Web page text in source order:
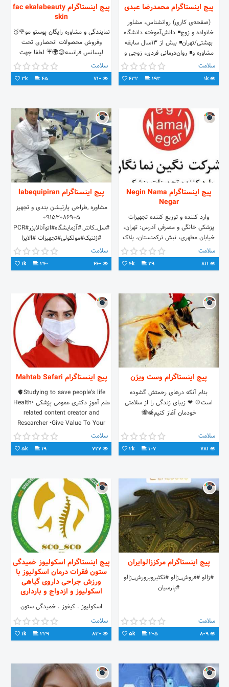
پیج اینستاگرام محمدرضا عبدی
(صفحه‌ی کاری) روانشناس، مشاور
خانواده و زوج◾ دانش‌آموخته دانشگاه
بهشتی/تهران◾ بیش از ۱۳سال سابقه
مشاوره و◾ روان‌درمانی فردی، زوجی و
گروهی
سلامت
1k
193
632
پیج اینستاگرام fac ekalabeauty
skin
نمایندگی و مشاوره رایگان پوستو مو🌹🥇
وفروش محصولات انحصاری تحت
لیسانس فرانسه😊🌍☔ لطفا جهت
مشاوره به دایرکت مراجعه فرمایید🌹🌸
سلامت
45
3k
پیج اینستاگرام Negin Nama
Negar
وارد کننده و توزیع کننده تجهیزات
پزشکی خانگی و مصرفی آدرس: تهران،
خیابان مطهری، نبش ترکمنستان، پلاک
14،واحد4 تلفن:88438979
موبایل:09102322267
سلامت
29
4k
پیج اینستاگرام labequipiran
مشاوره ,طراحی پارتیشن بندی و تجهیز
09153086905
#سل_کانتر.#آزمایشگاه#اتوآنالابزر#PCR
#ژنتیک#مولکولی#تجهیزات #الایزا
#واگذاری_آزمایشگاه
سلامت
240
1k
پیج اینستاگرام وست ویژن
بنام آنکه درهای رحمتش گشوده
است💠 ❤ زیبای زندگی را از سلامتی
خودمان آغاز کنیم🍯🐝
سلامت
107
2k
پیج اینستاگرام Mahtab Safari
🫀Studying to save people’s life
علم آموزِ دکتری عمومی پزشکی •Health
related content creator and
Researcher •Give Value To Your
Health•
سلامت
19
5k
پیج اینستاگرام مرکززالوایران
#زالو #فروش_زالو #تکثیروپرورش_زالو
#پارسیان
سلامت
205
5k
پیج اینستاگرام اسکولیوز خمیدگی
ستون فقرات درمان اسکولیوز با
ورزش جراحی داروی گیاهی
اسکولیوز و ازدواج و بارداری
اسکولیوز . کیفوز . خمیدگی ستون
فقرات . انجمن اسکولیوز . درمان
اسکولیوز . اسکولیوز و بارداری . لوردوز
.ستون فقرات👧👦🌻 Scoliosis
نهاد اسکولیوز خمیدگی ستون فقرات
گروه چت و کانال اسکولیوز پیج
سلامت
229
1k